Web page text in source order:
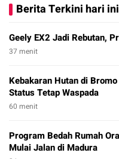
Berita Terkini hari ini
Geely EX2 Jadi Rebutan,
37 menit
Kebakaran Hutan di
Status Tetap Waspada
60 menit
Program Bedah Rumah
Mulai Jalan di Madura